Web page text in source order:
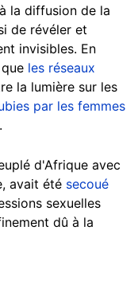
la diffusion de la
de révéler et
invisibles. En
les réseaux
la lumière sur les
par les femmes
d'Afrique avec
avait été secoué
sexuelles
dû à la